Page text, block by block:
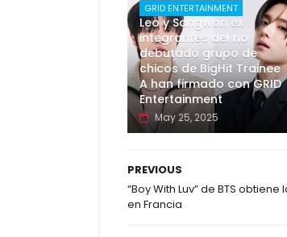
GRID ENTERTAINMENT
Leo y Sangwon ex
integrantes del no
debutado grupo de
chicos de BigHit Trainee
A han firmado con GRID
Entertainment
May 25, 2025
PREVIOUS
“Boy With Luv” de BTS
en Francia